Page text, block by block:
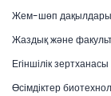
Жем-шөп дақылдары
Жаздық және
Егіншілік зертханасы
Өсімдіктер